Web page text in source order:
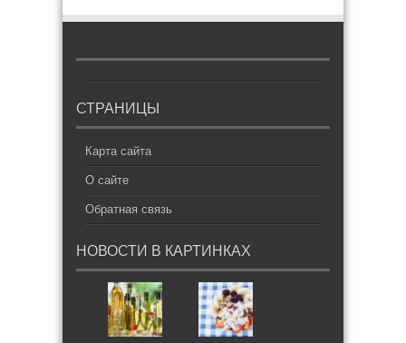
СТРАНИЦЫ
Карта сайта
О сайте
Обратная связь
НОВОСТИ В КАРТИНКАХ